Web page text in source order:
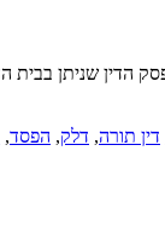
דין תורה, דלק, הפסד,